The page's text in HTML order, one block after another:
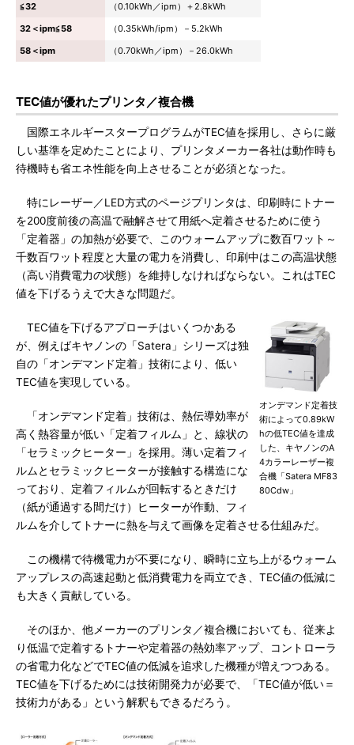
≦32
（0.10kWh／ipm）＋2.8kWh
32＜ipm≦58
（0.35kWh/ipm）－5.2kWh
58＜ipm
（0.70kWh／ipm）－26.0kWh
TEC値が優れたプリンタ／複合機
国際エネルギースタープログラムがTEC値を採用し、さらに厳
しい基準を定めたことにより、プリンタメーカー各社は動作時も
待機時も省エネ性能を向上させることが必須となった。
特にレーザー／LED方式のページプリンタは、印刷時にトナー
を200度前後の高温で融解させて用紙へ定着させるために使う
「定着器」の加熱が必要で、このウォームアップに数百ワット～
千数百ワット程度と大量の電力を消費し、印刷中はこの高温状態
（高い消費電力の状態）を維持しなければならない。これはTEC
値を下げるうえで大きな問題だ。
オンデマンド定着技
術によって0.89kW
hの低TEC値を達成
した、キヤノンのA
4カラーレーザー複
合機「Satera MF83
80Cdw」
TEC値を下げるアプローチはいくつかある
が、例えばキヤノンの「Satera」シリーズは独
自の「オンデマンド定着」技術により、低い
TEC値を実現している。
「オンデマンド定着」技術は、熱伝導効率が
高く熱容量が低い「定着フィルム」と、線状の
「セラミックヒーター」を採用。薄い定着フィ
ルムとセラミックヒーターが接触する構造にな
っており、定着フィルムが回転するときだけ
（紙が通過する間だけ）ヒーターが作動、フィ
ルムを介してトナーに熱を与えて画像を定着させる仕組みだ。
この機構で待機電力が不要になり、瞬時に立ち上がるウォーム
アップレスの高速起動と低消費電力を両立でき、TEC値の低減に
も大きく貢献している。
そのほか、他メーカーのプリンタ／複合機においても、従来よ
り低温で定着するトナーや定着器の熱効率アップ、コントローラ
の省電力化などでTEC値の低減を追求した機種が増えつつある。
TEC値を下げるためには技術開発力が必要で、「TEC値が低い＝
技術力がある」という解釈もできるだろう。